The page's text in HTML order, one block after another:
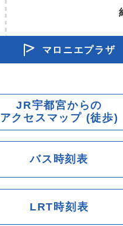
マロニエプラザ
JR宇都宮からの
アクセスマップ (徒歩)
バス時刻表
LRT時刻表